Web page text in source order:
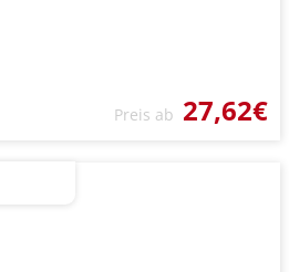
Preis ab 27,62€